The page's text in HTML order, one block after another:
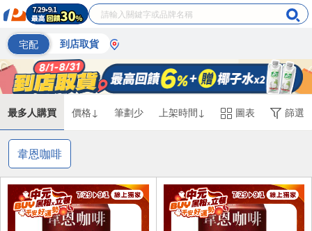
宅配 到店取貨
最多人購買 價格↓ 筆劃少 上架時間↓ 圖表 篩選
韋恩咖啡